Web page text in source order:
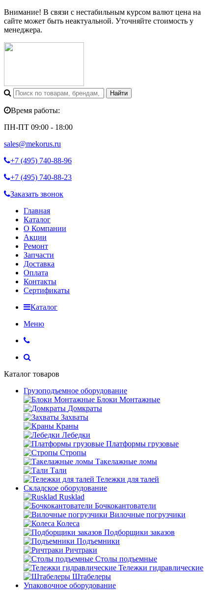
Внимание! В связи с нестабильным курсом валют цена на
сайте может быть неактуальной. Уточняйте стоимость у
менеджера.
Время работы:
ПН-ПТ 09:00 - 18:00
sales@mekorus.ru
+7 (495) 740-88-96
+7 (495) 740-88-23
Заказать звонок
Главная
Каталог
О Компании
Акции
Ремонт
Запчасти
Доставка
Оплата
Контакты
Сертификаты
Каталог
Меню
Каталог товаров
Грузоподъемное оборудование
Блоки Монтажные
Домкраты
Захваты
Краны
Лебедки
Платформы грузовые
Стропы
Такелажные ломы
Тали
Тележки для талей
Складское оборудование
Rusklad
Бочкокантователи
Вилочные погрузчики
Колеса
Подборщики заказов
Подъемники
Ричтраки
Столы подъемные
Тележки гидравлические
Штабелеры
Упаковочное оборудование